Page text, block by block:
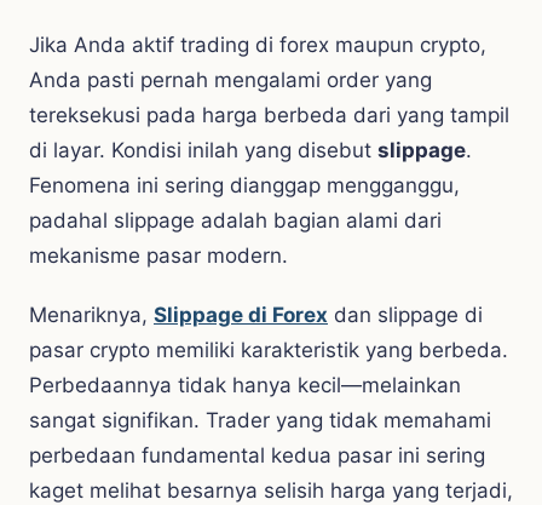
Jika Anda aktif trading di forex maupun crypto,
Anda pasti pernah mengalami order yang
tereksekusi pada harga berbeda dari yang tampil
di layar. Kondisi inilah yang disebut slippage.
Fenomena ini sering dianggap mengganggu,
padahal slippage adalah bagian alami dari
mekanisme pasar modern.
Menariknya, Slippage di Forex dan slippage di
pasar crypto memiliki karakteristik yang berbeda.
Perbedaannya tidak hanya kecil—melainkan
sangat signifikan. Trader yang tidak memahami
perbedaan fundamental kedua pasar ini sering
kaget melihat besarnya selisih harga yang terjadi,